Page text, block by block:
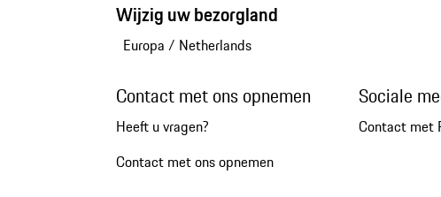
Wijzig uw bezorgland
Europa / Netherlands
Contact met ons opnemen
Heeft u vragen?
Contact met ons opnemen
Sociale
Contact met